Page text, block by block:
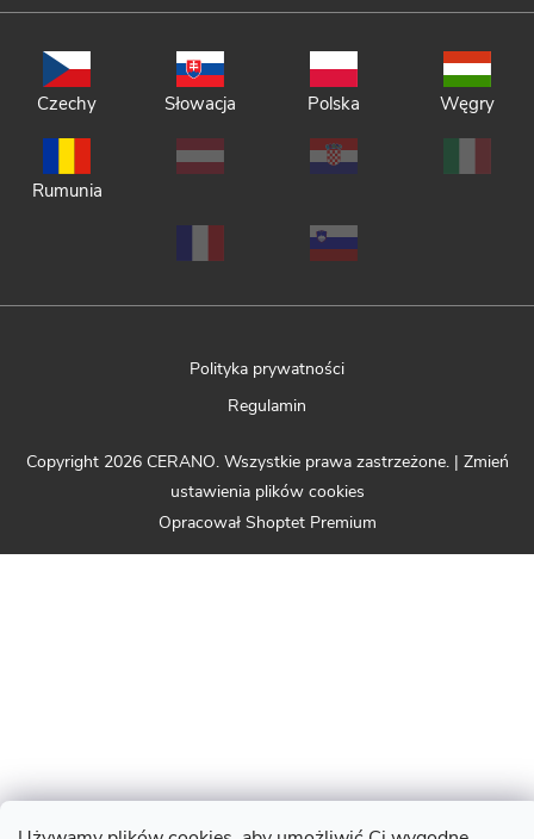
Czechy Słowacja Polska Węgry
Rumunia
Polityka prywatności
Regulamin
Opracował Shoptet Premium
Copyright 2026 CERANO. Wszystkie prawa zastrzeżone. | Zmień
ustawienia plików cookies